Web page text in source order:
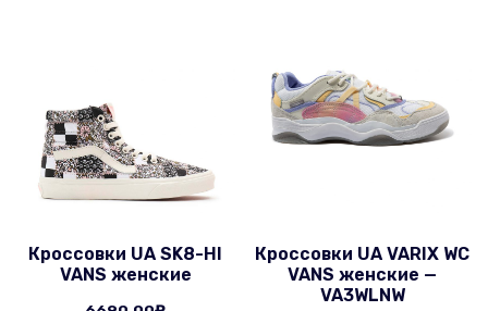
Кроссовки UA SK8-HI
VANS женские
Кроссовки UA VARIX WC
VANS женские —
VA3WLNW